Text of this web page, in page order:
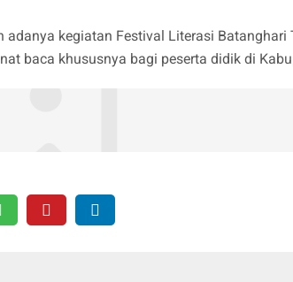
adanya kegiatan Festival Literasi
baca khususnya bagi peserta didik di